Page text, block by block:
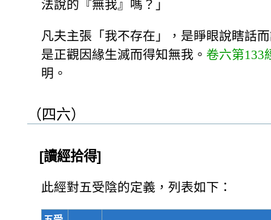
法說的『無我』嗎？」
凡夫主張「我不存在」，是睜眼說瞎話
是正觀因緣生滅而得知無我。 卷六第133
明。
（四六）
[讀經拾得]
此經對五受陰的定義，列表如下：